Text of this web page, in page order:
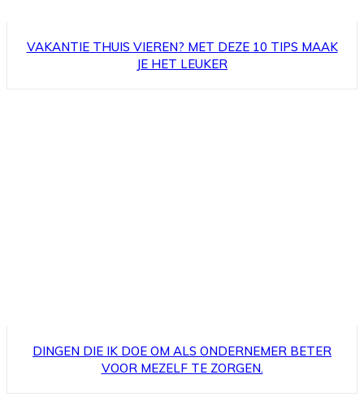
VAKANTIE THUIS VIEREN? MET DEZE 10 TIPS MAAK
JE HET LEUKER
DINGEN DIE IK DOE OM ALS ONDERNEMER BETER
VOOR MEZELF TE ZORGEN.